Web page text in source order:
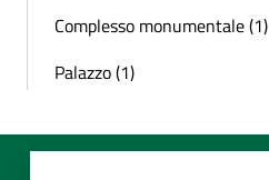
Complesso monumentale (1)
Palazzo (1)